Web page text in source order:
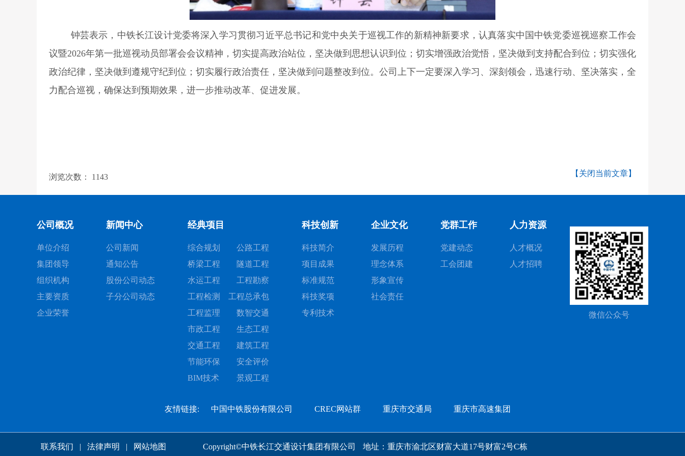
钟芸表示，中铁长江设计党委将深入学习贯彻习近平总书记和党中央关于巡视工作的新精神新要求，认真落实中国中铁党委巡视巡察工作会
议暨2026年第一批巡视动员部署会会议精神，切实提高政治站位，坚决做到思想认识到位；切实增强政治觉悟，坚决做到支持配合到位；切实强化
政治纪律，坚决做到遵规守纪到位；切实履行政治责任，坚决做到问题整改到位。公司上下一定要深入学习、深刻领会，迅速行动、坚决落实，全
力配合巡视，确保达到预期效果，进一步推动改革、促进发展。
浏览次数： 1143 【关闭当前文章】
公司概况
单位介绍
集团领导
组织机构
主要资质
企业荣誉
新闻中心
公司新闻
通知公告
股份公司动态
子分公司动态
经典项目
综合规划
公路工程
桥梁工程
隧道工程
水运工程
工程勘察
工程检测
工程总承包
工程监理
数智交通
市政工程
生态工程
交通工程
建筑工程
节能环保
安全评价
BIM技术
景观工程
科技创新
科技简介
项目成果
标准规范
科技奖项
专利技术
企业文化
发展历程
理念体系
形象宣传
社会责任
党群工作
党建动态
工会团建
人力资源
人才概况
人才招聘
微信公众号
友情链接: 中国中铁股份有限公司 CREC网站群 重庆市交通局 重庆市高速集团
联系我们 | 法律声明 | 网站地图 Copyright©中铁长江交通设计集团有限公司 地址：重庆市渝北区财富大道17号财富2号C栋